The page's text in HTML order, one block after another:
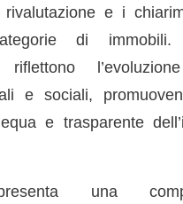
e i
di immobili.
riflettono
e sociali,
e trasparente
una